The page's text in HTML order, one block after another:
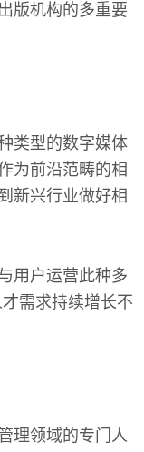
版机构的多重要
类型的数字媒体
为前沿范畴的相
新兴行业做好相
用户运营此种多
需求持续增长不
理领域的专门人